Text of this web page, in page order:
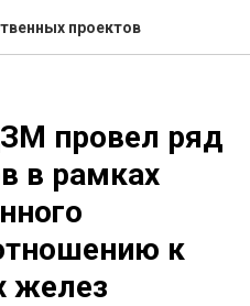
проектов
провел ряд
в рамках
к
желез